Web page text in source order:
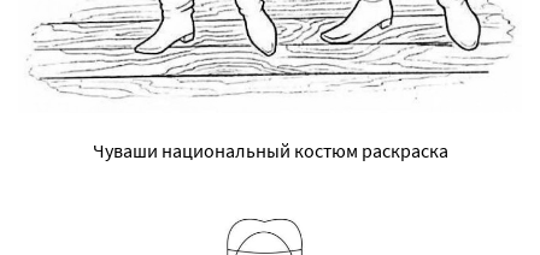
Чуваши национальный костюм раскраска